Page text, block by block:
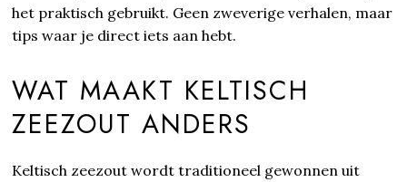
het praktisch gebruikt. Geen zweverige verhalen, maar
tips waar je direct iets aan hebt.
WAT MAAKT KELTISCH
ZEEZOUT ANDERS
Keltisch zeezout wordt traditioneel gewonnen uit